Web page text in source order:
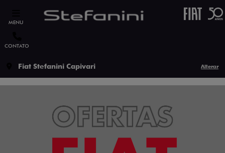
MENU
CONTATO
Fiat Stefanini Capivari Alterar